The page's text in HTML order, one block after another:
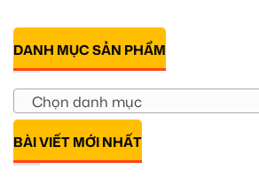
DANH MỤC SẢN PHẨM
Chọn danh mục
BÀI VIẾT MỚI NHẤT